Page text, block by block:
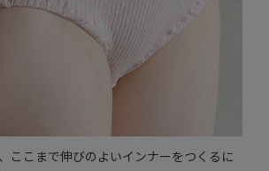
ここまで伸びのよいインナーをつくるに